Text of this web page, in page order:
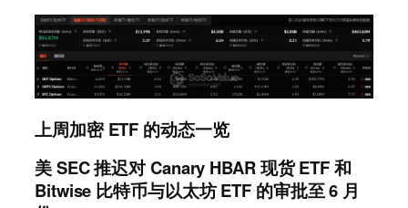
上周加密 ETF 的动态一览
美 SEC 推迟对 Canary HBAR 现货 ETF 和
Bitwise 比特币与以太坊 ETF 的审批至 6 月